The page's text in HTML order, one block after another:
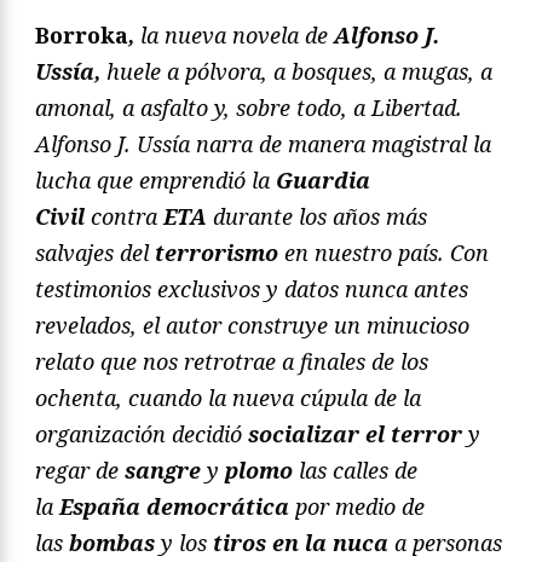
Borroka, la nueva novela deAlfonso J.
Ussía, huele a pólvora, a bosques, a mugas, a
amonal, a asfalto y, sobre todo, a Libertad.
Alfonso J. Ussía narra de manera magistral la
lucha que emprendió la Guardia
Civil contra ETA durante los años más
salvajes del terrorismo en nuestro país. Con
testimonios exclusivos y datos nunca antes
revelados, el autor construye un minucioso
relato que nos retrotrae a finales de los
ochenta, cuando la nueva cúpula de la
organización decidió socializar el terror y
regar de sangre y plomo las calles de
la España democrática por medio de
las bombas y los tiros en la nuca a personas